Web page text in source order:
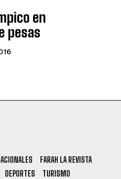
en
pesas
FARAH LA REVISTA
DEPORTES TURISMO